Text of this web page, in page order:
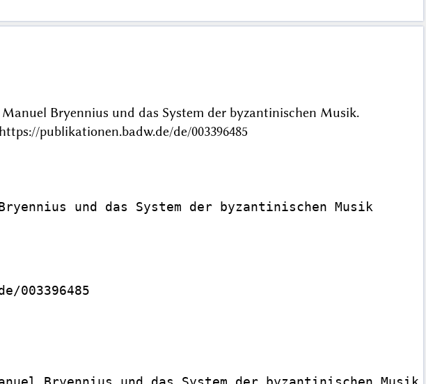
Bryennius und das System der byzantinischen Musik.
publikationen.badw.de/de/003396485
und das System der byzantinischen Musik
003396485